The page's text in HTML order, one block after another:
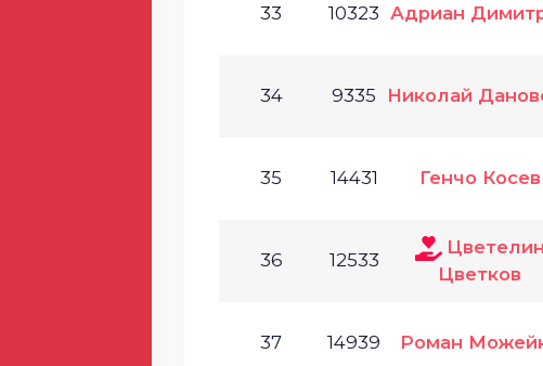
33 10323 Адриан
34 9335 Николай
35 14431 Генчо Косев
36 12533
Цветелин
Цветков
37 14939 Роман